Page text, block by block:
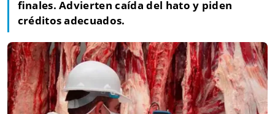
finales. Advierten caída del hato y piden
créditos adecuados.